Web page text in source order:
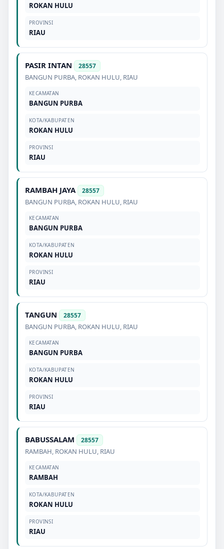
ROKAN HULU
PROVINSI
RIAU
PASIR INTAN 28557
BANGUN PURBA, ROKAN HULU, RIAU
KECAMATAN
BANGUN PURBA
KOTA/KABUPATEN
ROKAN HULU
PROVINSI
RIAU
RAMBAH JAYA 28557
BANGUN PURBA, ROKAN HULU, RIAU
KECAMATAN
BANGUN PURBA
KOTA/KABUPATEN
ROKAN HULU
PROVINSI
RIAU
TANGUN 28557
BANGUN PURBA, ROKAN HULU, RIAU
KECAMATAN
BANGUN PURBA
KOTA/KABUPATEN
ROKAN HULU
PROVINSI
RIAU
BABUSSALAM 28557
RAMBAH, ROKAN HULU, RIAU
KECAMATAN
RAMBAH
KOTA/KABUPATEN
ROKAN HULU
PROVINSI
RIAU